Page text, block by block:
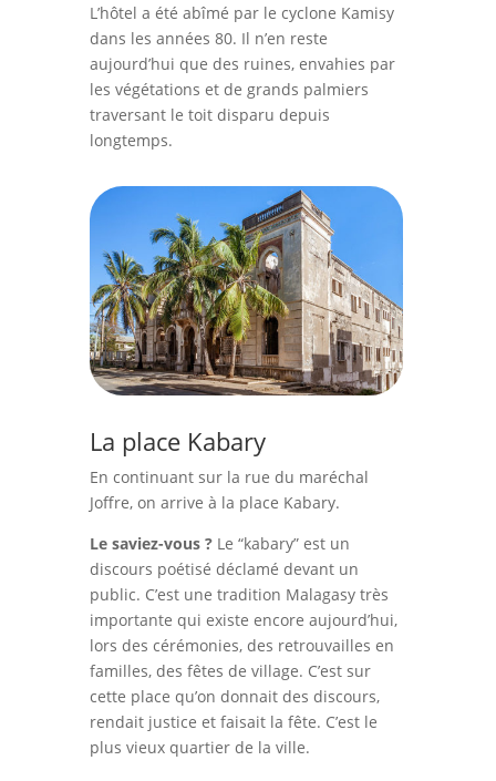
L’hôtel a été abîmé par le cyclone Kamisy
dans les années 80. Il n’en reste
aujourd’hui que des ruines, envahies par
les végétations et de grands palmiers
traversant le toit disparu depuis
longtemps.
La place Kabary
En continuant sur la rue du maréchal
Joffre, on arrive à la place Kabary.
Le saviez-vous ?Le “kabary” est un
discours poétisé déclamé devant un
public. C’est une tradition Malagasy très
importante qui existe encore aujourd’hui,
lors des cérémonies, des retrouvailles en
familles, des fêtes de village. C’est sur
cette place qu’on donnait des discours,
rendait justice et faisait la fête. C’est le
plus vieux quartier de la ville.